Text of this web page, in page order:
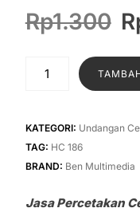
Rp1.300
Kuantitas
Cetak
Undangan
HC
KATEGORI: Undangan
TAG: HC 186
BRAND: Ben Multimedia
Jasa Percetakan